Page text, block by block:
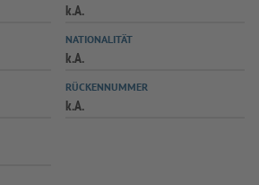
SPIELPLUS
k.A.
NATIONALITÄT
k.A.
RÜCKENNUMMER
k.A.